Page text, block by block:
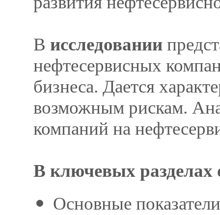
В исследовании
нефтесервисных
бизнеса. Дается
возможным рискам.
компаний на
В ключевых разделах
Основные